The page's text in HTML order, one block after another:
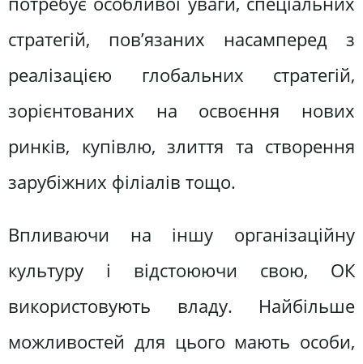
стратегій, пов’язаних насамперед з
реалізацією глобальних стратегій,
зорієнтованих на освоєння нових
ринків, купівлю, злиття та створення
зарубіжних філіалів тощо.
Впливаючи на іншу організаційну
культуру і відстоюючи свою, ОК
використовують владу. Найбільше
можливостей для цього мають особи,